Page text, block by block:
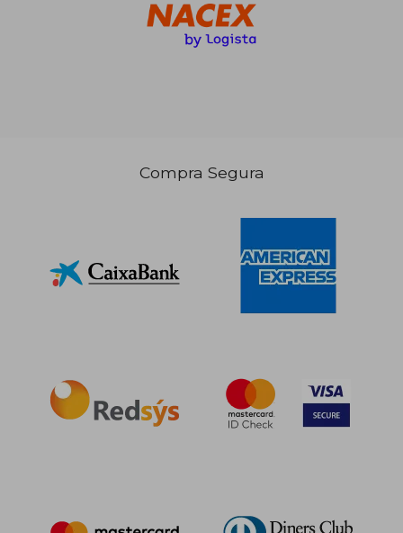
Compra Segura